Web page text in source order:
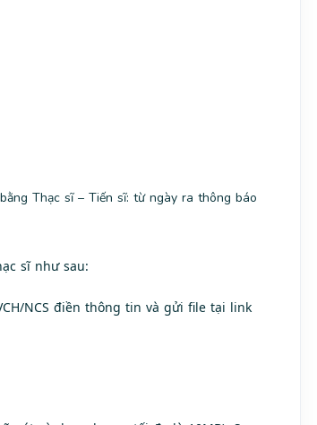
Thạc sĩ – Tiến sĩ: từ ngày ra thông báo
sĩ như sau:
NCS điền thông tin và gửi file tại link